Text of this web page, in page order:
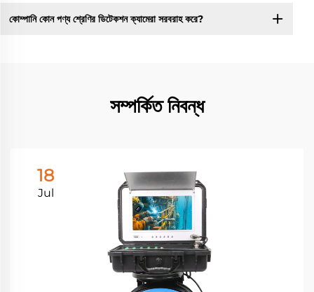
কোম্পানি কোন পণ্য শ্রেণির ডিটেকশন ক্যামেরা সরবরাহ করে?
সম্পর্কিত নিবন্ধ
18
Jul